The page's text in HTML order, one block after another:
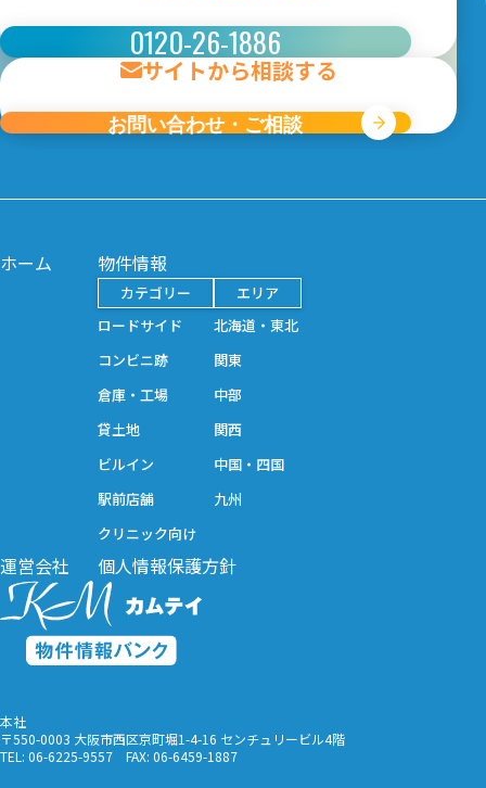
カテゴリー
ロードサイド
コンビニ跡
倉庫・工場
貸土地
駅前店舗
契約面積
坪〜
坪
駅徒歩
分以内
台以上
フリーワード
上記条件で物件を検索
0120-26-1886
サイトから相談する
お問い合わせ・ご相談
本社
〒550-0003 大阪市西区京町堀1-4-16 センチュリービル4階
TEL: 06-6225-9557 FAX: 06-6459-1887
ホーム 物件情報
カテゴリー
ロードサイド
コンビニ跡
倉庫・工場
貸土地
ビルイン
駅前店舗
クリニック向け
エリア
北海道・東北
関東
中部
関西
中国・四国
九州
運営会社 個人情報保護方針